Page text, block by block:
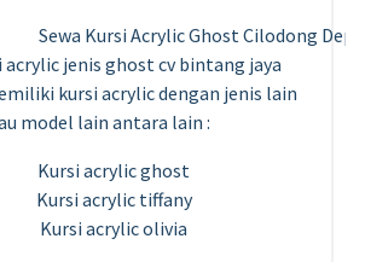
acrylic jenis ghost cv bintang jaya
kursi acrylic dengan jenis lain
model lain antara lain :
Kursi acrylic ghost
Kursi acrylic tiffany
Kursi acrylic olivia